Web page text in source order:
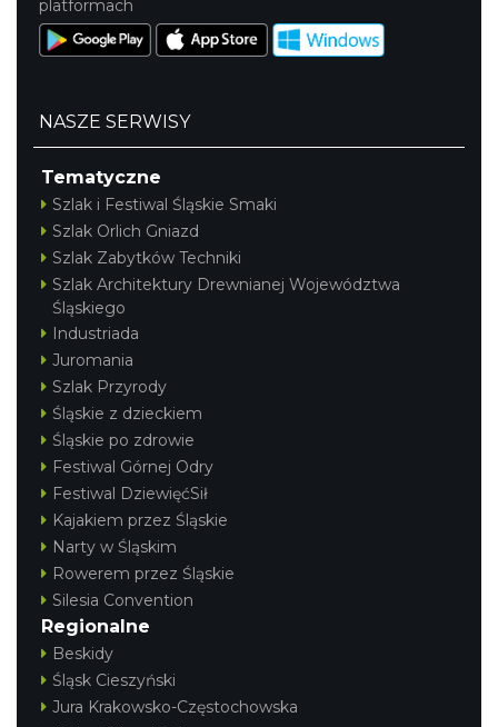
platformach
NASZE SERWISY
Tematyczne
Szlak i Festiwal Śląskie Smaki
Szlak Orlich Gniazd
Szlak Zabytków Techniki
Szlak Architektury Drewnianej Województwa
Śląskiego
Industriada
Juromania
Szlak Przyrody
Śląskie z dzieckiem
Śląskie po zdrowie
Festiwal Górnej Odry
Festiwal DziewięćSił
Kajakiem przez Śląskie
Narty w Śląskim
Rowerem przez Śląskie
Silesia Convention
Regionalne
Beskidy
Śląsk Cieszyński
Jura Krakowsko-Częstochowska